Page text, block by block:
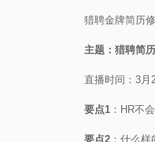
猎聘金牌简历
主题：猎聘简
直播时间：3月
要点1：HR不
要点2：什么样